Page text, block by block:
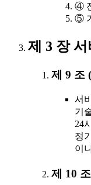
④
⑤
제 3 장
제 9 조
서
기
24
정
이
제 10